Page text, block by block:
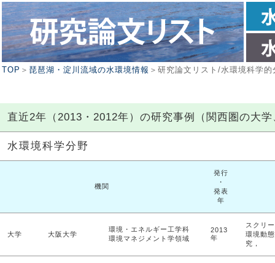
TOP ＞ 琵琶湖・淀川流域の水環境情報 ＞研究論文リスト/水環境科学的
直近2年（2013・2012年）の研究事例（関西圏の大
水環境科学分野
機関
発行
・
発表
年
大学 大阪大学
環境・エネルギー工学科
環境マネジメント学領域
2013
年
スクリ
環境動
究，